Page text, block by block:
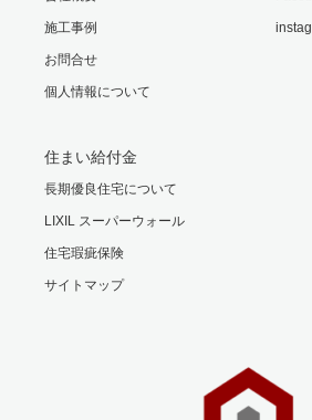
施工事例
お問合せ
個人情報について
住まい給付金
長期優良住宅について
LIXIL スーパーウォール
住宅瑕疵保険
サイトマップ